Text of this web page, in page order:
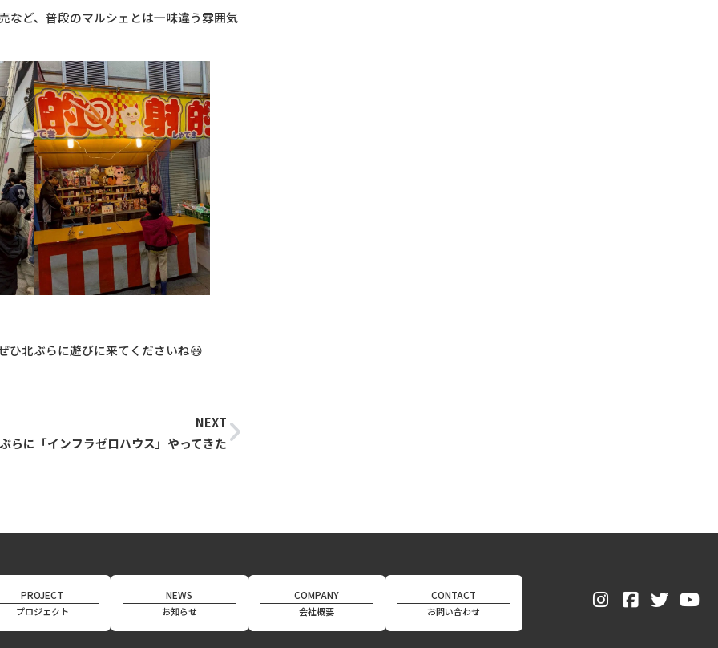
など、普段のマルシェとは一味違う雰囲気
ひ北ぶらに遊びに来てくださいね😃
NEXT
らに「インフラゼロハウス」やってきた
PROJECT
プロジェクト
NEWS
お知らせ
COMPANY
会社概要
CONTACT
お問い合わせ